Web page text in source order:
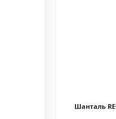
Шанталь